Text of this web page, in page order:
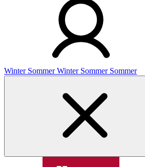
Winter Sommer Winter Sommer Sommer